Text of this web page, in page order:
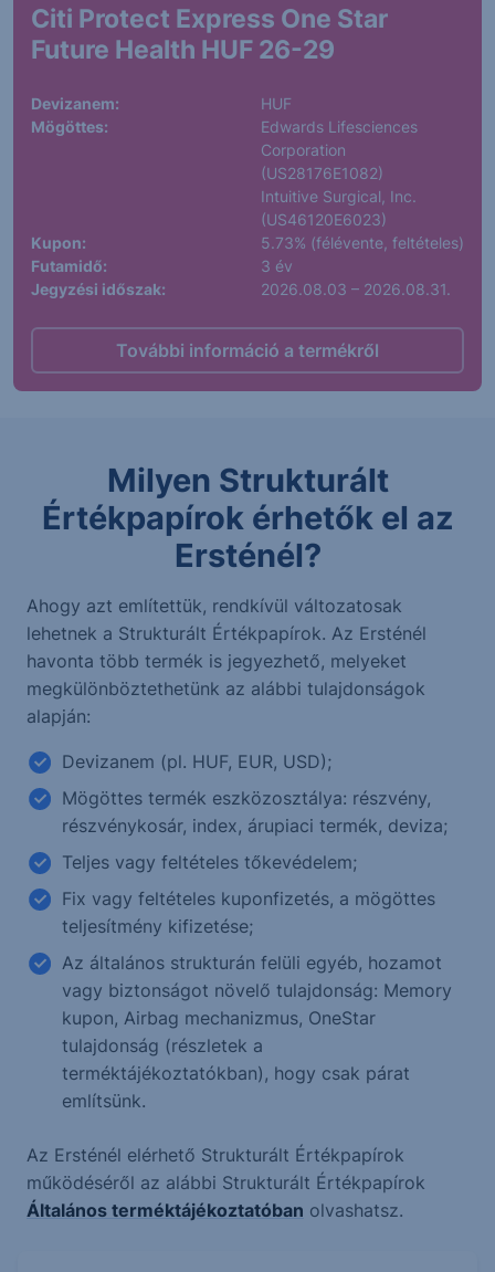
Citi Protect Express One Star
Future Health HUF 26-29
Devizanem:
HUF
Mögöttes:
Edwards Lifesciences
Corporation
(US28176E1082)
Intuitive Surgical, Inc.
(US46120E6023)
Kupon:
5.73% (félévente, feltételes)
Futamidő:
3 év
Jegyzési időszak:
2026.08.03 – 2026.08.31.
További információ a termékről
Milyen Strukturált
Értékpapírok érhetők el az
Ersténél?
Ahogy azt említettük, rendkívül változatosak
lehetnek a Strukturált Értékpapírok. Az Ersténél
havonta több termék is jegyezhető, melyeket
megkülönböztethetünk az alábbi tulajdonságok
alapján:
Devizanem (pl. HUF, EUR, USD);
Mögöttes termék eszközosztálya: részvény,
részvénykosár, index, árupiaci termék, deviza;
Teljes vagy feltételes tőkevédelem;
Fix vagy feltételes kuponfizetés, a mögöttes
teljesítmény kifizetése;
Az általános strukturán felüli egyéb, hozamot
vagy biztonságot növelő tulajdonság: Memory
kupon, Airbag mechanizmus, OneStar
tulajdonság (részletek a
terméktájékoztatókban), hogy csak párat
említsünk.
Az Ersténél elérhető Strukturált Értékpapírok
működéséről az alábbi Strukturált Értékpapírok
Általános terméktájékoztatóban olvashatsz.